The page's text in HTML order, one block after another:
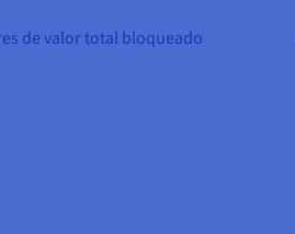
de valor total bloqueado